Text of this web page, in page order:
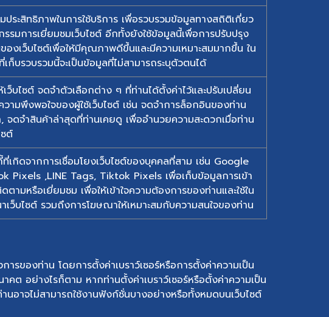
ประสิทธิภาพในการใช้บริการ เพื่อรวบรวมข้อมูลทางสถิติเกี่ยว
รมการเยี่ยมชมเว็บไซต์ อีกทั้งยังใช้ข้อมูลนี้เพื่อการปรับปรุง
งเว็บไซต์เพื่อให้มีคุณภาพดีขึ้นและมีความเหมาะสมมากขึ้น ใน
บรวบรวมนี้จะเป็นข้อมูลที่ไม่สามารถระบุตัวตนได้
เว็บไซต์ จดจำตัวเลือกต่าง ๆ ที่ท่านได้ตั้งค่าไว้และปรับเปลี่ยน
ามพึงพอใจของผู้ใช้เว็บไซต์ เช่น จดจำการล็อกอินของท่าน
จดจำสินค้าล่าสุดที่ท่านเคยดู เพื่ออำนวยความสะดวกเมื่อท่าน
ต์
เกิดจากการเชื่อมโยงเว็บไซต์ของบุคคลที่สาม เช่น Google
Pixels ,LINE Tags, Tiktok Pixels เพื่อเก็บข้อมูลการเข้า
ตามหรือเยี่ยมชม เพื่อให้เข้าใจความต้องการของท่านและใช้ใน
ว็บไซต์ รวมถึงการโฆษณาให้เหมาะสมกับความสนใจของท่าน
รของท่าน โดยการตั้งค่าเบราว์เซอร์หรือการตั้งค่าความเป็น
ต อย่างไรก็ตาม หากท่านตั้งค่าเบราว์เซอร์หรือตั้งค่าความเป็น
าจไม่สามารถใช้งานฟังก์ชั่นบางอย่างหรือทั้งหมดบนเว็บไซต์